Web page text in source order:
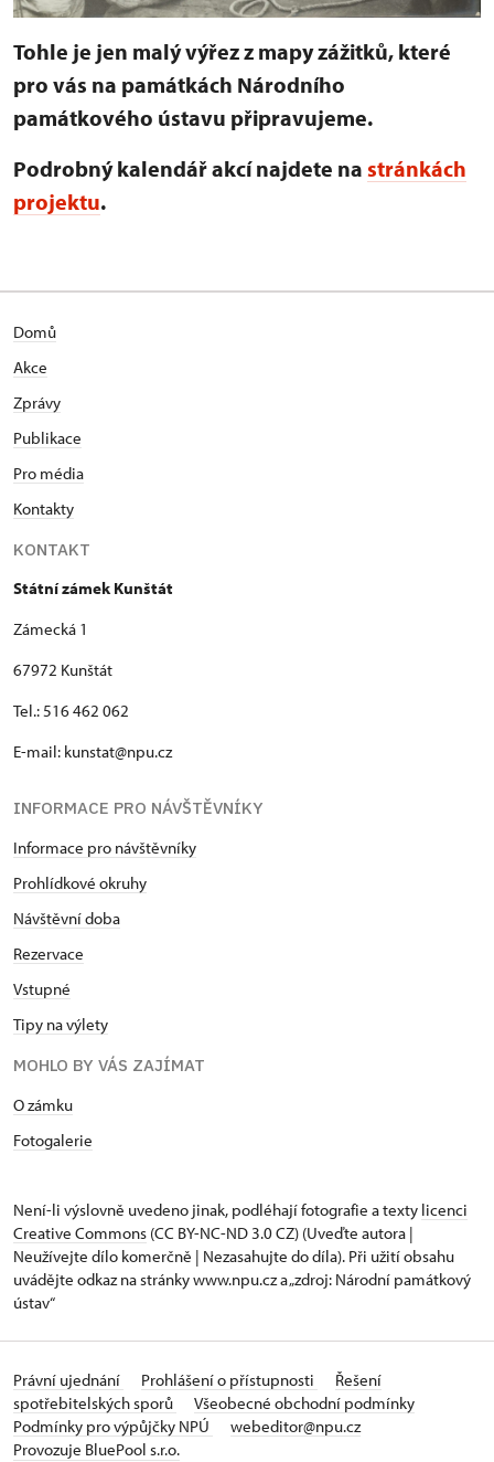
Tohle je jen malý výřez z mapy zážitků, které
pro vás na památkách Národního
památkového ústavu připravujeme.
Podrobný kalendář akcí najdete na stránkách
projektu.
Domů
Akce
Zprávy
Publikace
Pro média
Kontakty
KONTAKT
Státní zámek Kunštát
Zámecká 1
67972 Kunštát
Tel.: 516 462 062
E-mail: kunstat@npu.cz
INFORMACE PRO NÁVŠTĚVNÍKY
Informace pro návštěvníky
Prohlídkové okruhy
Návštěvní doba
Rezervace
Vstupné
Tipy na výlety
MOHLO BY VÁS ZAJÍMAT
O zámku
Fotogalerie
Není-li výslovně uvedeno jinak, podléhají fotografie a texty licenci
Creative Commons (CC BY-NC-ND 3.0 CZ) (Uveďte autora |
Neužívejte dílo komerčně | Nezasahujte do díla). Při užití obsahu
uvádějte odkaz na stránky www.npu.cz a „zdroj: Národní památkový
ústav“
Právní ujednání Prohlášení o přístupnosti
Řešení
spotřebitelských sporů
Všeobecné obchodní podmínky
Podmínky pro výpůjčky NPÚ
webeditor@npu.cz
Provozuje BluePool s.r.o.